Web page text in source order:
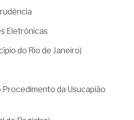
Eletrônicas
do Rio de Janeiro)
da Usucapião